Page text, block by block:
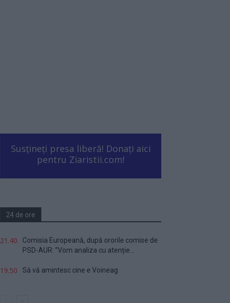
Susțineți presa liberă! Donați aici
pentru Ziaristii.com!
24 de ore
21.40
Comisia Europeană, după ororile comise de
PSD-AUR: ”Vom analiza cu atenție...
19.50 Să vă amintesc cine e Voineag